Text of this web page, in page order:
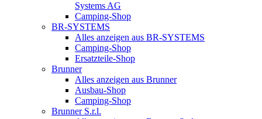
Systems AG
Camping-Shop
BR-SYSTEMS
Alles anzeigen aus BR-SYSTEMS
Camping-Shop
Ersatzteile-Shop
Brunner
Alles anzeigen aus Brunner
Ausbau-Shop
Camping-Shop
Brunner S.r.l.